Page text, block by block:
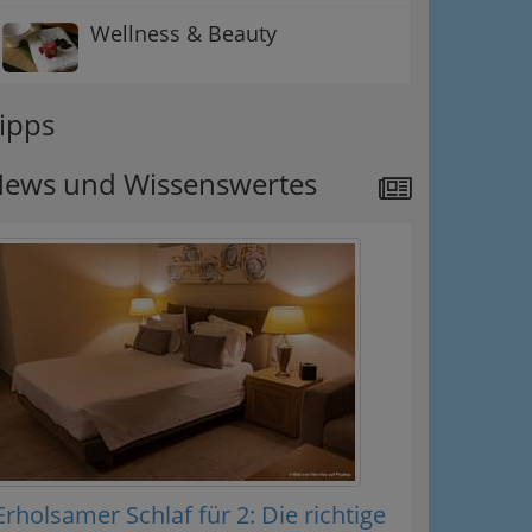
Wellness & Beauty
und Wissenswertes
Schlaf für 2: Die richtige